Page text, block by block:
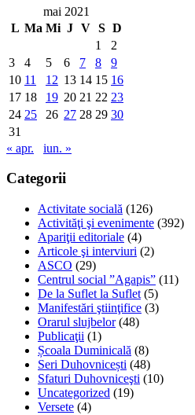
mai 2021
L Ma Mi J V S D
1
2
3
4 5 6 7 8
9
10 11 12 13 14 15 16
17 18 19 20 21 22 23
24 25 26 27 28 29 30
31
« apr.
iun. »
Categorii
Activitate socială (126)
Activităţi şi evenimente (392)
Apariţii editoriale (4)
Articole şi interviuri (2)
ASCO (29)
Centrul social ”Agapis” (11)
De la Suflet la Suflet (5)
Manifestări ştiinţifice (3)
Orarul slujbelor(48)
Publicaţii (1)
Școala Duminicală (8)
Seri Duhovnicești (48)
Sfaturi Duhovniceşti (10)
Uncategorized (19)
Versete (4)